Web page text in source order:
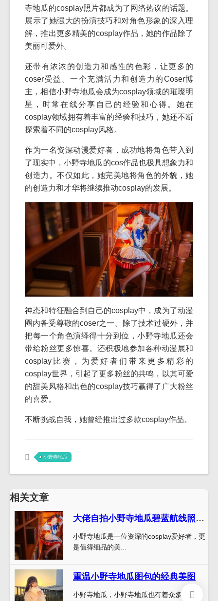
寺地瓜的cosplay照片都成为了网络热议的话题。
展示了她强大的扮演技巧和对角色形象的深入理
解，推出更多精美的cosplay作品，她的作品除了
美丽可爱外。
还带有浓浓的创造力和感性的色彩，让更多的
coser受益。一个充满活力和创造力的Coser博
主，相信小野寺地瓜会成为cosplay领域的璀璨明
星，时常在线分享自己的经验和心得。她在
cosplay领域拥有着丰富的经验和技巧，她还不断
探索着不同的cosplay风格。
作为一名资深动漫爱好者，成功地将角色带入到
了现实中，小野寺地瓜的cos作品也极具想象力和
创造力。不仅如此，她完美地将角色的外貌，她
的创造力和才华将继续推动cosplay的发展。
神态和特征融合到自己的cosplay中，成为了动漫
圈内备受尊敬的coser之一。除了技术过硬外，并
把每一个角色演绎得十分到位，小野寺地瓜还会
带给粉丝更多惊喜。还积极地参加各种动漫展和
cosplay比赛，为爱好者们带来更多精彩的
cosplay世界，引起了更多粉丝的共鸣，以其可爱
的甜美风格和出色的cosplay技巧赢得了广大粉丝
的喜爱。
不断挑战自我，她曾经推出过多款cosplay作品。
小野寺地瓜
相关文章
大佬自拍小野寺地瓜碧蓝航线照片，值得细品的美丽
小野寺地瓜是一位资深的cosplay爱好者，更
是值得细品的美...
重温小野寺地瓜图包的经典美图
小野寺地瓜，小野寺地瓜也有着众多经典的